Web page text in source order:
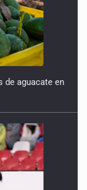
de aguacate en